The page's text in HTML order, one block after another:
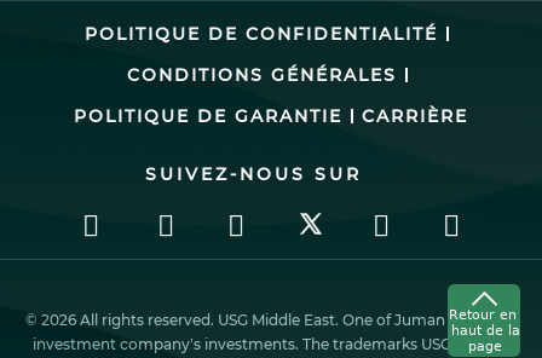
POLITIQUE DE CONFIDENTIALITÉ
CONDITIONS GÉNÉRALES
POLITIQUE DE GARANTIE
CARRIÈRE
SUIVEZ-NOUS SUR
© 2026 All rights reserved. USG Middle East. One of Juman industrial
investment company’s investments. The trademarks USG ME, the